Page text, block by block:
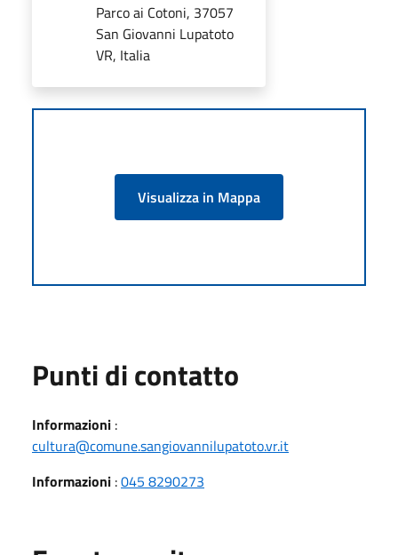
Parco ai Cotoni, 37057
San Giovanni Lupatoto
VR, Italia
Visualizza in Mappa
Punti di contatto
Informazioni :
cultura@comune.sangiovannilupatoto.vr.it
Informazioni :045 8290273